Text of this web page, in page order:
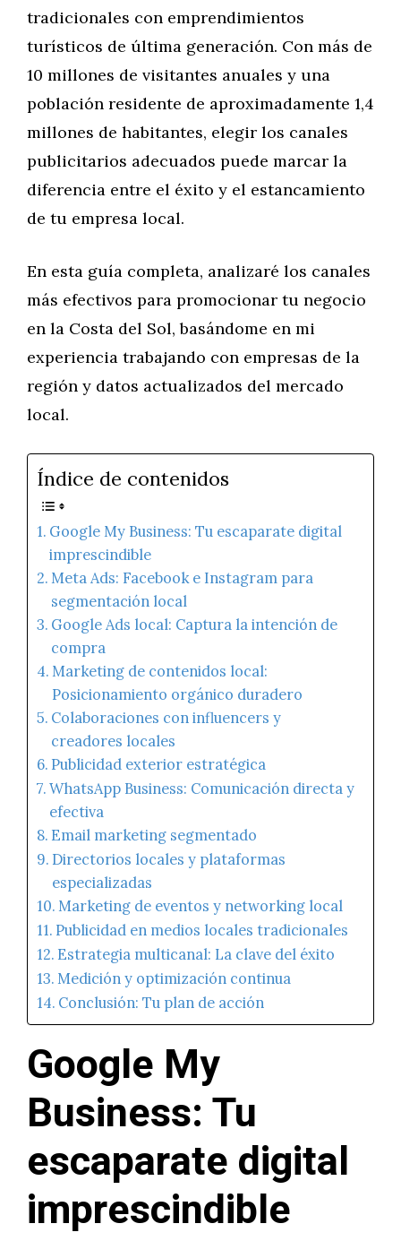
tradicionales con emprendimientos
turísticos de última generación. Con más de
10 millones de visitantes anuales y una
población residente de aproximadamente 1,4
millones de habitantes, elegir los canales
publicitarios adecuados puede marcar la
diferencia entre el éxito y el estancamiento
de tu empresa local.
En esta guía completa, analizaré los canales
más efectivos para promocionar tu negocio
en la Costa del Sol, basándome en mi
experiencia trabajando con empresas de la
región y datos actualizados del mercado
local.
Índice de contenidos
Google My Business: Tu escaparate digital
imprescindible
Meta Ads: Facebook e Instagram para
segmentación local
Google Ads local: Captura la intención de
compra
Marketing de contenidos local:
Posicionamiento orgánico duradero
Colaboraciones con influencers y
creadores locales
Publicidad exterior estratégica
WhatsApp Business: Comunicación directa y
efectiva
Email marketing segmentado
Directorios locales y plataformas
especializadas
Marketing de eventos y networking local
Publicidad en medios locales tradicionales
Estrategia multicanal: La clave del éxito
Medición y optimización continua
Conclusión: Tu plan de acción
Google My
Business: Tu
escaparate digital
imprescindible